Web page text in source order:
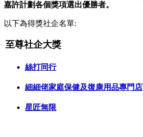
嘉許計劃各個獎項選出優勝者。
以下為得獎社企名單:
至尊社企大獎
絲打同行
細細佬家庭保健及復康用品專門店
星匠無限